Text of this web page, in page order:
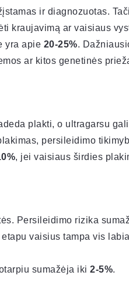
ir diagnozuotas.
kraujavimą ar vaisiaus
yra apie 20-25%.
ar kitos genetinės
plakti, o ultragarsu
persileidimo
, jei vaisiaus širdies
Persileidimo rizika
vaisius tampa vis
sumažėja iki 2-5%.